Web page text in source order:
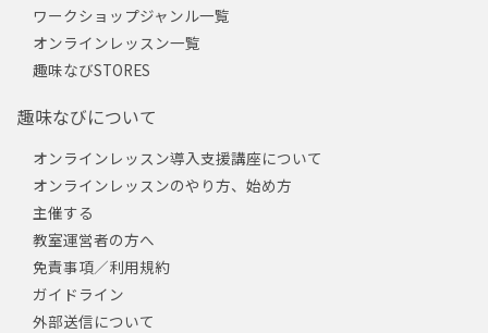
ワークショップジャンル一覧
オンラインレッスン一覧
趣味なびSTORES
趣味なびについて
オンラインレッスン導入支援講座について
オンラインレッスンのやり方、始め方
主催する
教室運営者の方へ
免責事項／利用規約
ガイドライン
外部送信について